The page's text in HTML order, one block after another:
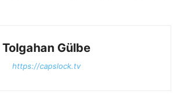
Tolgahan Gülbe
https://capslock.tv